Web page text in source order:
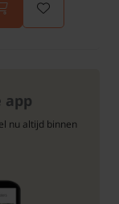
app
nu altijd binnen